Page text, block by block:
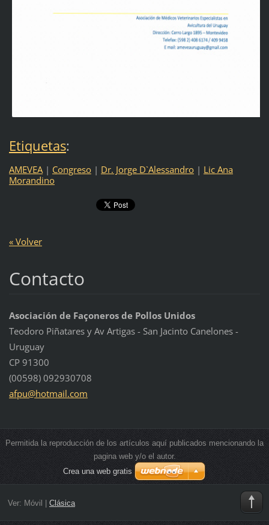
Etiquetas:
AMEVEA | Congreso | Dr. Jorge D`Alessandro | Lic Ana
Morandino
« Volver
Contacto
Asociación de Façoneros de Pollos Unidos
Teodoro Piñatares y Av Artigas - San Jacinto Canelones -
Uruguay
CP 91300
(00598) 092930708
afpu@hotmail.com
Permitida la reproducción de los artículos aquí publicados mencionando la
pagina web y/o el autor.
Crea una web gratis
Ver: Móvil Clásica